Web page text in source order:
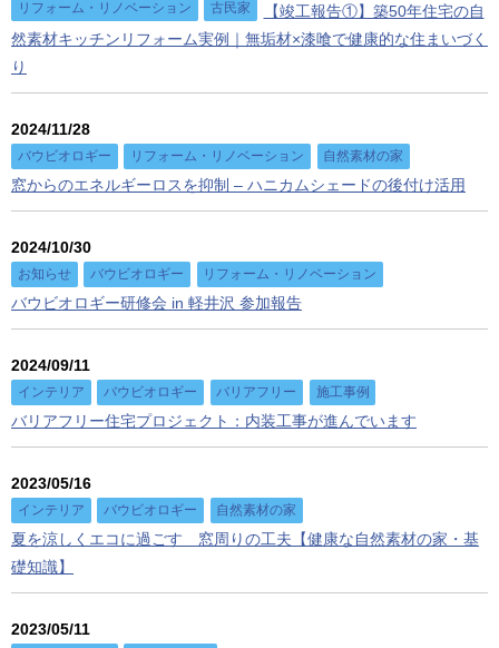
リフォーム・リノベーション
古民家
【竣工報告①】築50年住宅の自
然素材キッチンリフォーム実例｜無垢材×漆喰で健康的な住まいづく
り
2024/11/28
バウビオロギー リフォーム・リノベーション 自然素材の家
窓からのエネルギーロスを抑制 – ハニカムシェードの後付け活用
2024/10/30
お知らせ バウビオロギー リフォーム・リノベーション
バウビオロギー研修会 in 軽井沢 参加報告
2024/09/11
インテリア バウビオロギー バリアフリー 施工事例
バリアフリー住宅プロジェクト：内装工事が進んでいます
2023/05/16
インテリア バウビオロギー 自然素材の家
夏を涼しくエコに過ごす 窓周りの工夫【健康な自然素材の家・基
礎知識】
2023/05/11